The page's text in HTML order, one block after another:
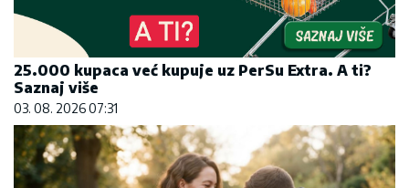
25.000 kupaca već kupuje uz PerSu Extra. A ti?
Saznaj više
03. 08. 2026 07:31